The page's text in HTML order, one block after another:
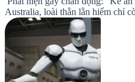
Australia, loài thằn lằn hiếm chỉ